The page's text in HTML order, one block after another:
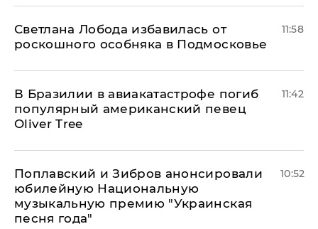
Светлана Лобода избавилась от
роскошного особняка в Подмосковье
11:58
В Бразилии в авиакатастрофе погиб
популярный американский певец
Oliver Tree
11:42
Поплавский и Зибров анонсировали
юбилейную Национальную
музыкальную премию "Украинская
песня года"
10:52